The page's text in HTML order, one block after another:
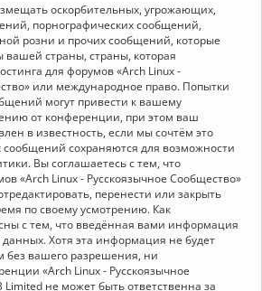
оскорбительных, угрожающих,
порнографических сообщений,
розни и прочих сообщений, которые
вашей страны, страны, которая
для форумов «Arch Linux -
или международное право. Попытки
могут привести к вашему
от конференции, при этом ваш
в известность, если мы сочтём это
сообщений сохраняются для возможности
Вы соглашаетесь с тем, что
«Arch Linux - Русскоязычное Сообщество»
перенести или закрыть
по своему усмотрению. Как
с тем, что введённая вами информация
данных. Хотя эта информация не будет
без вашего разрешения, ни
«Arch Linux - Русскоязычное
не может быть ответственна за